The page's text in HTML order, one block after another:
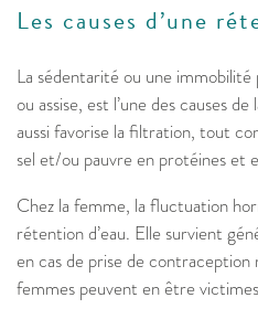
Les causes d’une
La sédentarité ou une
ou assise, est l’une des causes
aussi favorise la filtration, tout
sel et/ou pauvre en protéines et
Chez la femme, la fluctuation
rétention d’eau. Elle survient
en cas de prise de
femmes peuvent en être